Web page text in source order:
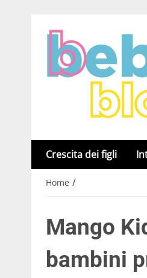
Crescita dei figli
Home /
Mango
bambini